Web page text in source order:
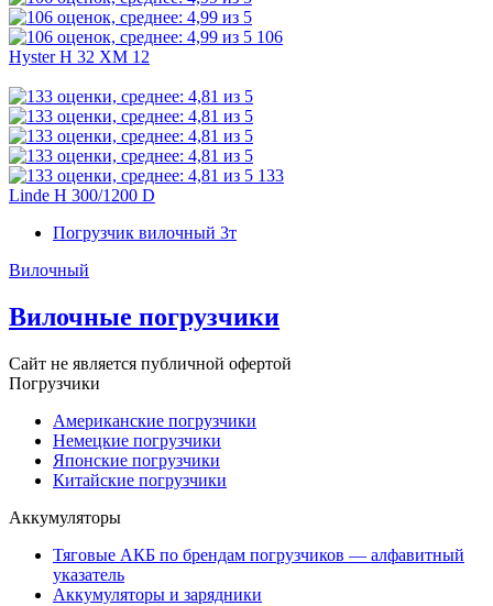
106
Hyster H 32 XM 12
133
Linde H 300/1200 D
Погрузчик вилочный 3т
Вилочный
Вилочные погрузчики
Сайт не является публичной офертой
Погрузчики
Американские погрузчики
Немецкие погрузчики
Японские погрузчики
Китайские погрузчики
Аккумуляторы
Тяговые АКБ по брендам погрузчиков — алфавитный
указатель
Аккумуляторы и зарядники